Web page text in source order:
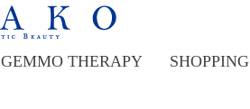
GEMMO THERAPY SHOPPING